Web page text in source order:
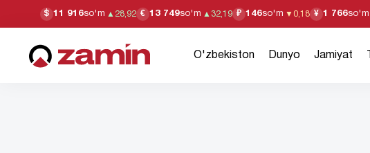
$ 11 916so'm ▲ 28,92 € 13 749so'm ▲ 32,19 ₽ 146so'm ▼ 0,18 ¥ 1 766so'm
O'zbekiston Dunyo Jamiyat